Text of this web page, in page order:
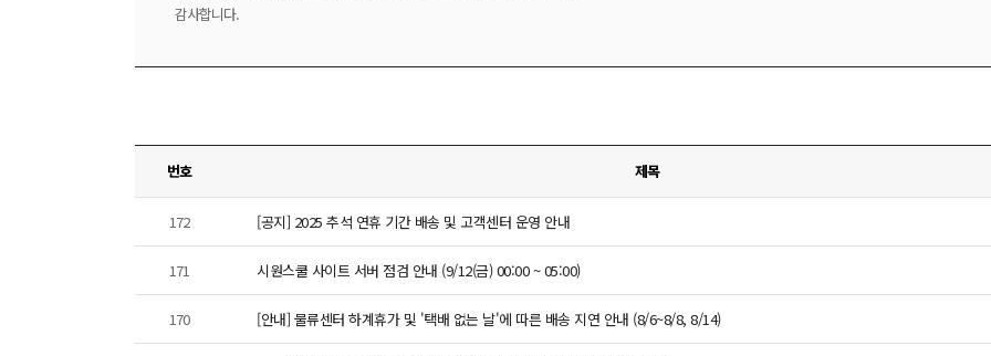
감사합니다.
번호 제목
172 [공지] 2025 추석 연휴 기간 배송 및 고객센터 운영 안내
171 시원스쿨 사이트 서버 점검 안내 (9/12(금) 00:00 ~ 05:00)
170 [안내] 물류센터 하계휴가 및 '택배 없는 날'에 따른 배송 지연 안내 (8/6~8/8, 8/14)